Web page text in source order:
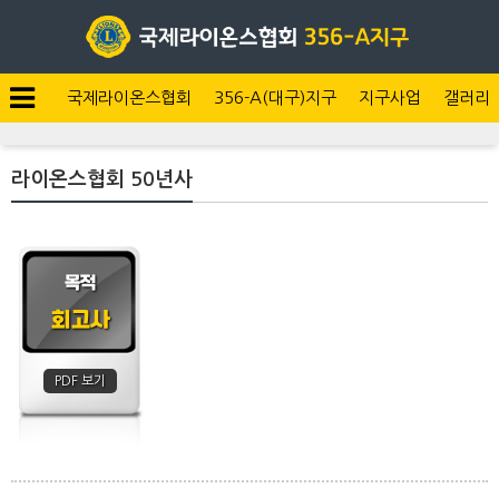
국제라이온스협회 356-A(대구)지구 지구사업 갤러리
라이온스협회 50년사
목적
회고사
PDF 보기